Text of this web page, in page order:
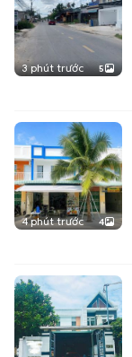
3 phút trước 5
4 phút trước 4